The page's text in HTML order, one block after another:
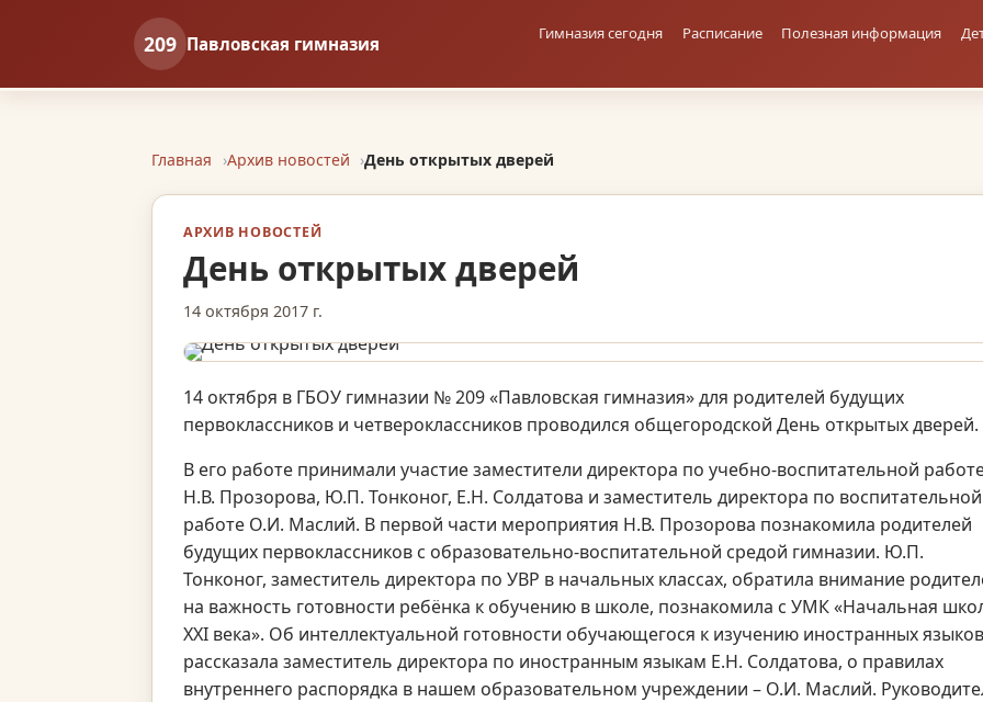
209 Павловская гимназия Гимназия сегодня Расписание Полезная информация
Главная Архив новостей День открытых дверей
АРХИВ НОВОСТЕЙ
День открытых дверей
14 октября 2017 г.
14 октября в ГБОУ гимназии № 209 «Павловская гимназия» для родителей будущих
первоклассников и четвероклассников проводился общегородской День открытых дверей.
В его работе принимали участие заместители директора по учебно-воспитательной
Н.В. Прозорова, Ю.П. Тонконог, Е.Н. Солдатова и заместитель директора по воспитательной
работе О.И. Маслий. В первой части мероприятия Н.В. Прозорова познакомила родителей
будущих первоклассников с образовательно-воспитательной средой гимназии. Ю.П.
Тонконог, заместитель директора по УВР в начальных классах, обратила внимание
на важность готовности ребёнка к обучению в школе, познакомила с УМК «Начальная
XXI века». Об интеллектуальной готовности обучающегося к изучению иностранных языков
рассказала заместитель директора по иностранным языкам Е.Н. Солдатова, о правилах
внутреннего распорядка в нашем образовательном учреждении – О.И. Маслий.